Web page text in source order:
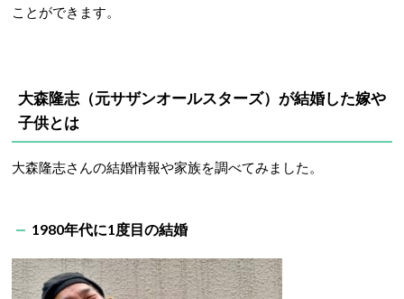
ことができます。
大森隆志（元サザンオールスターズ） が結婚した嫁や
子供とは
大森隆志さんの結婚情報や家族を調べてみました。
1980年代に1度目の結婚